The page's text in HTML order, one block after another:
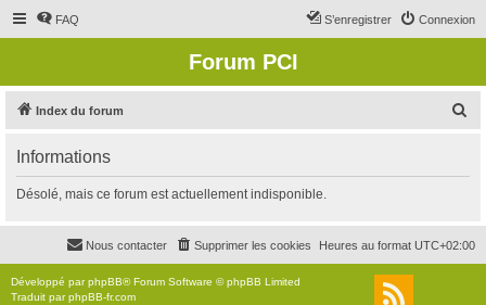
FAQ Connexion
S’enregistrer
Forum PCI
Index du forum
r
c
Informations
Désolé, mais ce forum est actuellement indisponible.
Heures au format UTC+02:00
Supprimer les cookies
Nous contacter
Développé parphpBB® Forum Software © phpBB Limited
Traduit parphpBB-fr.com